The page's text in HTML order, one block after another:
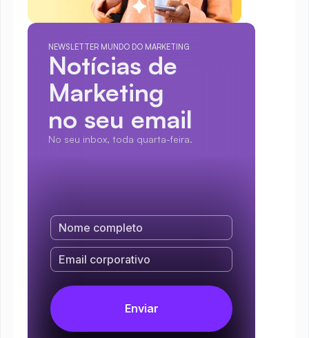
NEWSLETTER MUNDO DO MARKETING
Notícias de
Marketing
no seu email
No seu inbox, toda quarta-feira.